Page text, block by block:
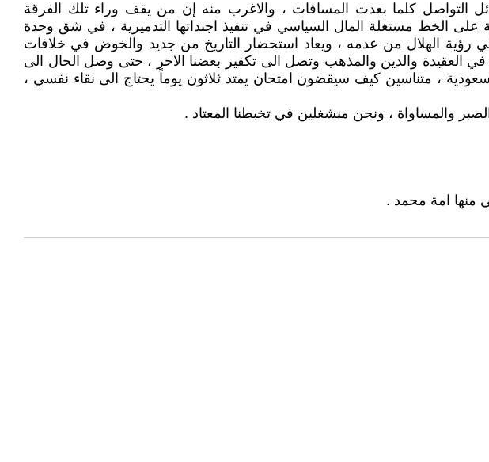
التواصل كلما بعدت المسافات ، والاغرب منه إن من يقف وراء تلك الفرقة
على الخط مستغلة المال السياسي في تنفيذ اجنداتها التدميرية ، في شق وحدة
رؤية الهلال من عدمه ، ويعاد استحضار التاريخ من جديد والخوض في خلافات
العقيدة والدين والمذهب وتصل الى تكفير بعضنا الاخر ، حتى وصل الحال الى
، متناسين كيف سيقضون امتحان يمتد ثلاثون يوماً يحتاج الى نقاء نفسي ،
والمساواة ، ونحن منشغلين في تخبطنا المعتاد .
منها امة محمد .